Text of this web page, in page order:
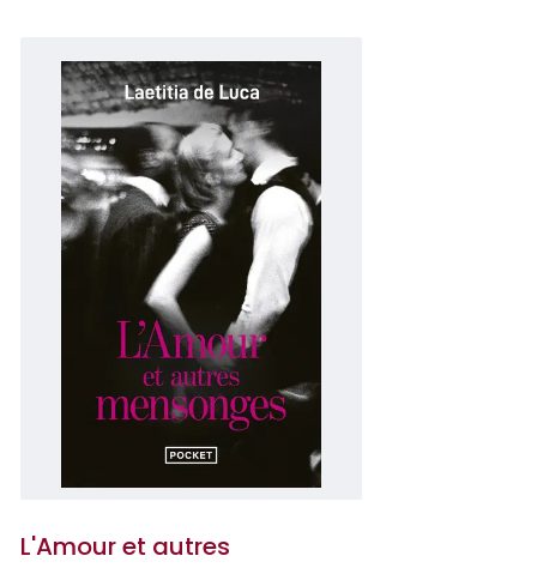
L'Amour et autres